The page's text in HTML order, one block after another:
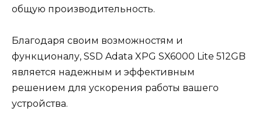
общую производительность.
Благодаря своим возможностям и
функционалу, SSD Adata XPG SX6000 Lite 512GB
является надежным и эффективным
решением для ускорения работы вашего
устройства.